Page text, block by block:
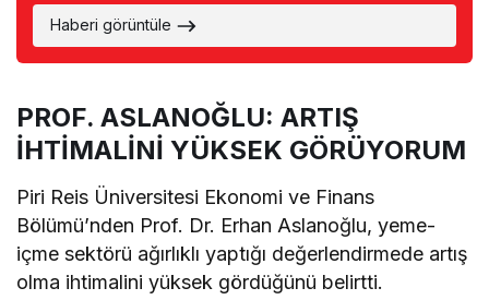
Haberi görüntüle
PROF. ASLANOĞLU: ARTIŞ
İHTİMALİNİ YÜKSEK GÖRÜYORUM
Piri Reis Üniversitesi Ekonomi ve Finans
Bölümü’nden Prof. Dr. Erhan Aslanoğlu, yeme-
içme sektörü ağırlıklı yaptığı değerlendirmede artış
olma ihtimalini yüksek gördüğünü belirtti.